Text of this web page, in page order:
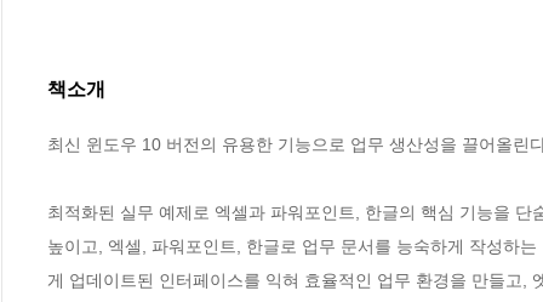
책소개
최신 윈도우 10 버전의 유용한 기능으로 업무 생산성을 끌어올린
최적화된 실무 예제로 엑셀과 파워포인트, 한글의 핵심 기능을
높이고, 엑셀, 파워포인트, 한글로 업무 문서를 능숙하게 작성하
게 업데이트된 인터페이스를 익혀 효율적인 업무 환경을 만들고,